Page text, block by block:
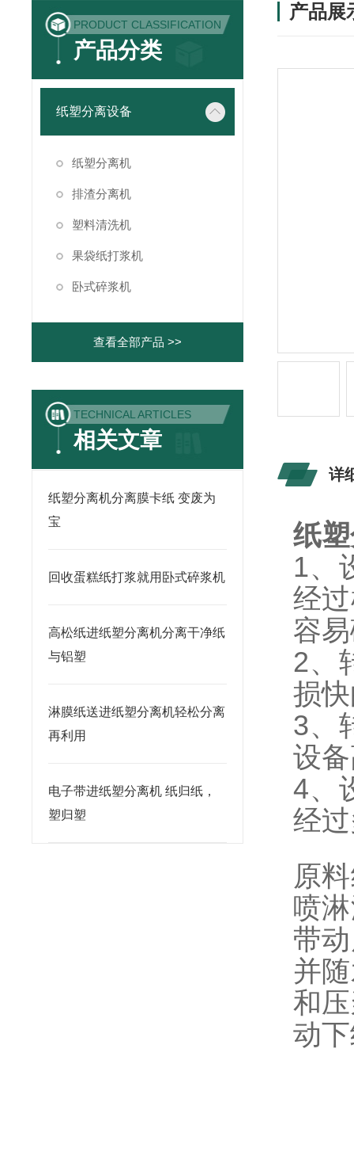
PRODUCT CLASSIFICATION
产品分类
纸塑分离设备
纸塑分离机
排渣分离机
塑料清洗机
果袋纸打浆机
卧式碎浆机
查看全部产品 >>
TECHNICAL ARTICLES
相关文章
纸塑分离机分离膜卡纸 变废为
宝
回收蛋糕纸打浆就用卧式碎浆机
高松纸进纸塑分离机分离干净纸
与铝塑
淋膜纸送进纸塑分离机轻松分离
再利用
电子带进纸塑分离机 纸归纸，
塑归塑
产品展
详
纸
1、
经
容
2、
损
3、
设
4、
经
原
喷
带
并
和
动